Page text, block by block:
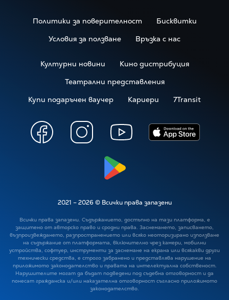
Политики за поверителност
Бисквитки
Условия за ползване
Връзка с нас
Културни новини
Кино дистрибуция
Театрални представления
Купи подаръчен ваучер
Кариери 7Transit
2021 – 2026 © Всички права запазени
Всички права запазени. Съдържанието, достъпно на тази платформа, е
защитено от авторско право и сродни права. Заснемането, записването,
възпроизвеждането, разпространението или всяко неоторизирано използване
на съдържание от платформата, включително чрез камери, мобилни
устройства, софтуер, инструменти за заснемане на екрана или всякакви други
технически средства, е строго забранено и представлява нарушение на
приложимото законодателство и правата на интелектуална собственост.
Нарушителите могат да бъдат подведени под съдебна отговорност и да
понесат гражданска и/или наказателна отговорност съгласно приложимото
законодателство.